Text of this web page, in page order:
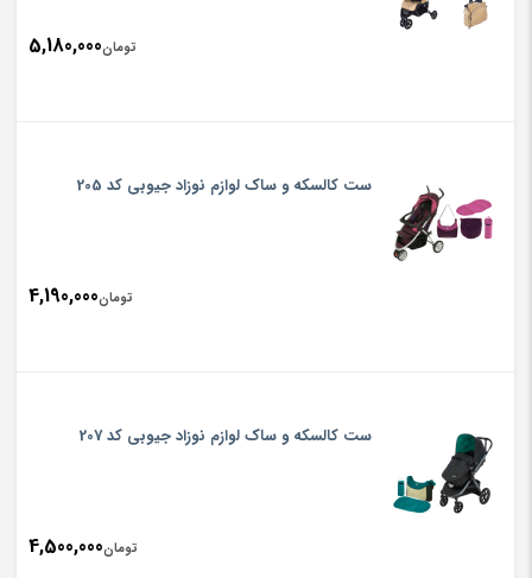
تومان5,180,000
ست کالسکه و ساک لوازم نوزاد جیوبی کد 205
تومان4,190,000
ست کالسکه و ساک لوازم نوزاد جیوبی کد 207
تومان4,500,000